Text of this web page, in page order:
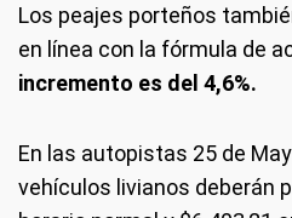
Los peajes porteños
en línea con la fórmula de
incremento es del 4,6%.
En las autopistas 25 de
vehículos livianos deberán